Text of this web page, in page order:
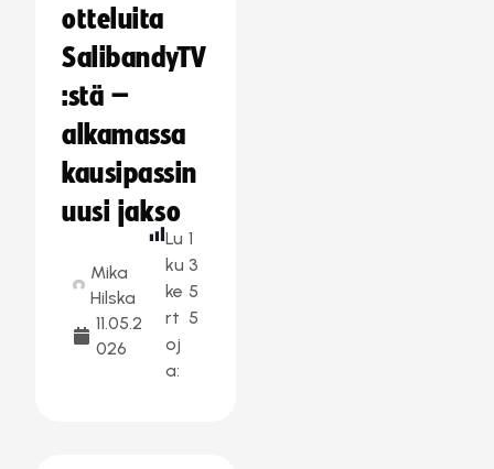
otteluita
SalibandyTV
:stä –
alkamassa
kausipassin
uusi jakso
Mika
Hilska
11.05.2
026
Lu
ku
ke
rt
oj
a:
1
3
5
5